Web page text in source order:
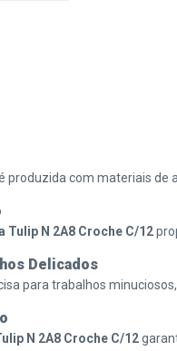
produzida com materiais de
Tulip N 2A8 Croche C/12
Delicados
para trabalhos
N 2A8 Croche C/12